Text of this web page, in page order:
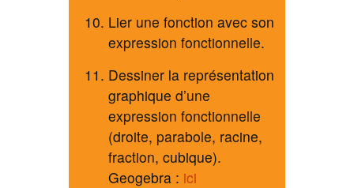
Lier une fonction avec son
expression fonctionnelle.
Dessiner la représentation
graphique d’une
expression fonctionnelle
(droite, parabole, racine,
fraction, cubique).
Geogebra : ici